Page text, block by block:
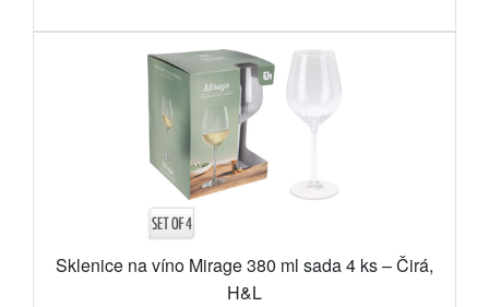
Sklenice na víno Mirage 380 ml sada 4 ks – Čirá,
H&L